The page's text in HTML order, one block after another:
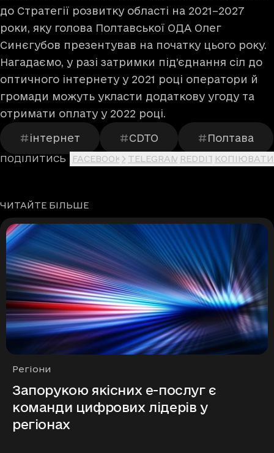
до Стратегії розвитку області на 2021–2027
роки, яку голова Полтавської ОДА Олег
Синєгубов презентував на початку цього року.
Нагадаємо, у разі затримки під’єднання сіл до
оптичного інтернету у 2021 році оператори й
громади можуть укласти додаткову угоду та
отримати оплату у 2022 році.
інтернет CDTO Полтава
ПОДІЛИТИСЬ FACEBOOK X TELEGRAM REDDIT КОПІЮВАТИ
ЧИТАЙТЕ БІЛЬШЕ
Рубрики
Регіони
Запорукою якісних е-послуг є
команди цифрових лідерів у
регіонах